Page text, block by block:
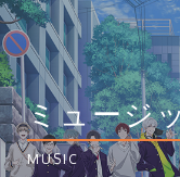
ミュージ
MUSIC